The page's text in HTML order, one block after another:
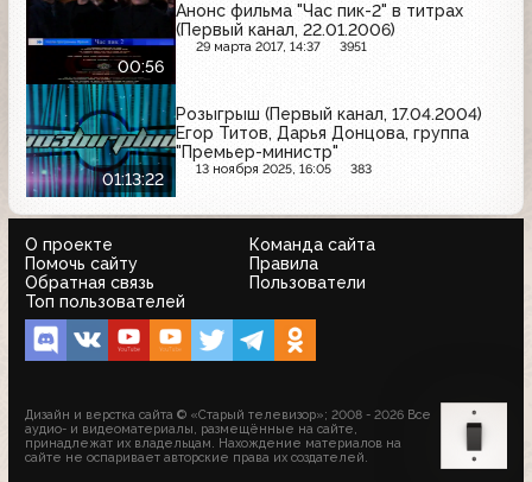
00:56
Анонс фильма "Час пик-2" в титрах
(Первый канал, 22.01.2006)
29 марта 2017, 14:37 3951
01:13:22
Розыгрыш (Первый канал, 17.04.2004)
Егор Титов, Дарья Донцова, группа
"Премьер-министр"
13 ноября 2025, 16:05 383
О проекте
Команда сайта
Помочь сайту
Правила
Обратная связь
Пользователи
Топ пользователей
Дизайн и верстка сайта © «Старый телевизор»; 2008 - 2026 Все
аудио- и видеоматериалы, размещённые на сайте,
принадлежат их владельцам. Нахождение материалов на
сайте не оспаривает авторские права их создателей.